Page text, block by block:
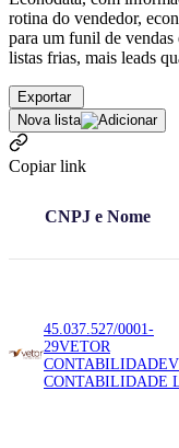
rotina do vendedor,
para um funil de
listas frias, mais leads
Exportar
Nova lista
Copiar link
CNPJ e Nome
45.037.527/0001-
29VETOR
CONTABILIDADE
CONTABILIDADE